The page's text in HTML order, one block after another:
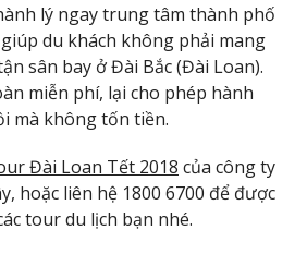
lý ngay trung tâm thành phố
du khách không phải mang
sân bay ở Đài Bắc (Đài Loan).
miễn phí, lại cho phép hành
mà không tốn tiền.
Đài Loan Tết 2018 của công ty
hoặc liên hệ 1800 6700 để được
tour du lịch bạn nhé.